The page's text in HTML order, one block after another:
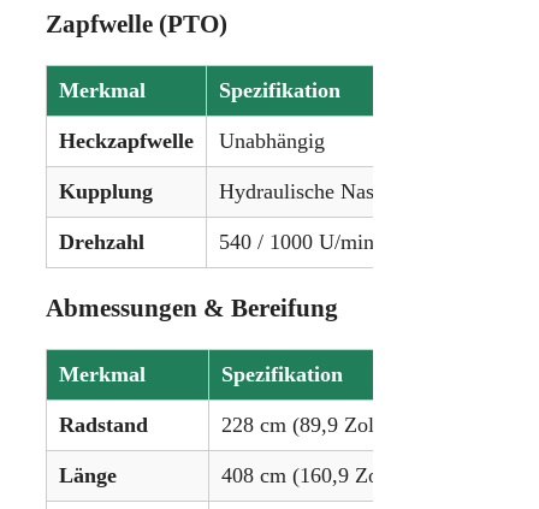
Zapfwelle (PTO)
Merkmal Spezifikation
Heckzapfwelle Unabhängig
Kupplung Hydraulische Nassscheibenbremse
Drehzahl 540 / 1000 U/min
Abmessungen & Bereifung
Merkmal Spezifikation
Radstand 228 cm (89,9 Zoll)
Länge 408 cm (160,9 Zoll)